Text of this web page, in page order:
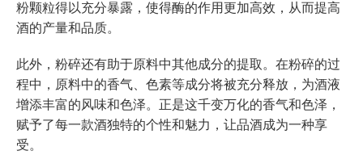
粉颗粒得以充分暴露，使得酶的作用更加高效，从而提高
酒的产量和品质。
此外，粉碎还有助于原料中其他成分的提取。在粉碎的过
程中，原料中的香气、色素等成分将被充分释放，为酒液
增添丰富的风味和色泽。正是这千变万化的香气和色泽，
赋予了每一款酒独特的个性和魅力，让品酒成为一种享
受。